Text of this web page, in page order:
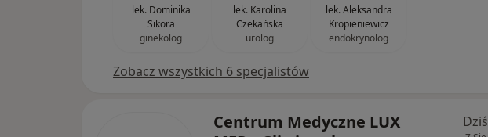
lek. Dominika
Sikora
ginekolog
lek. Karolina
Czekańska
urolog
lek. Aleksandra
Kropieniewicz
endokrynolog
Zobacz wszystkich 6 specjalistów
Centrum Medyczne LUX
Dziś